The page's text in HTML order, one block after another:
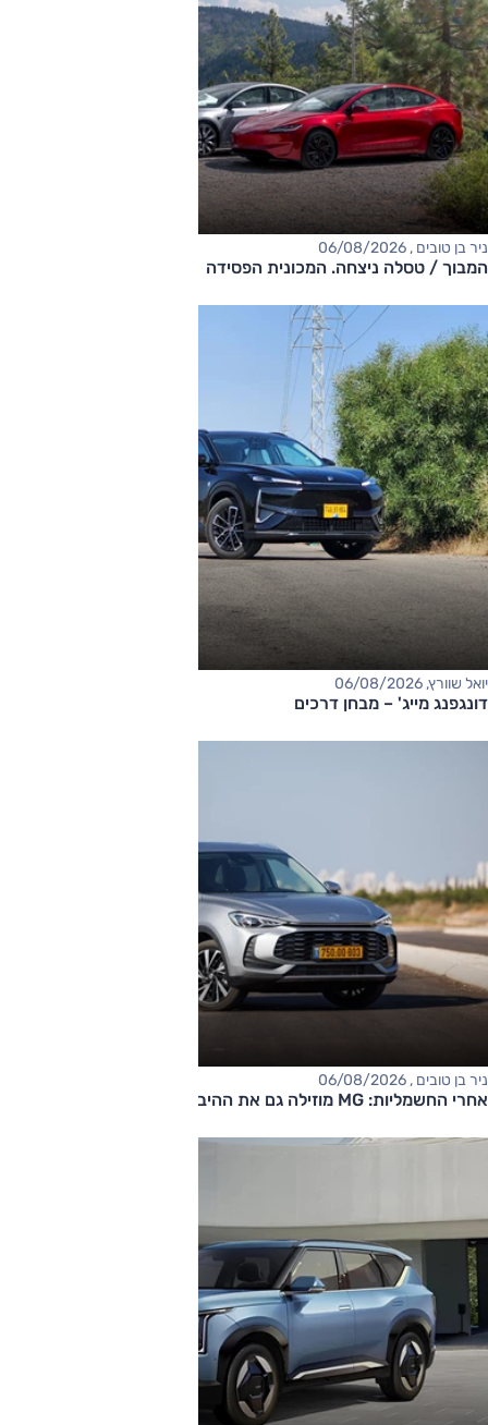
ניר בן טובים , 06/08/2026
המבוך / טסלה ניצחה. המכונית הפסידה
יואל שוורץ, 06/08/2026
דונגפנג מייג' – מבחן דרכים
ניר בן טובים , 06/08/2026
אחרי החשמליות: MG מוזילה גם את ההיברידיות